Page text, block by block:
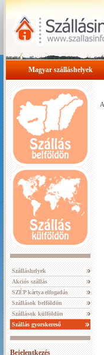
Magyar szálláshelyek
Szálláshelyek
Akciós szállás
SZÉP kártya elfogadás
Szállások belföldön
Szállások külföldön
Szállás gyorskereső
Bejelentkezés